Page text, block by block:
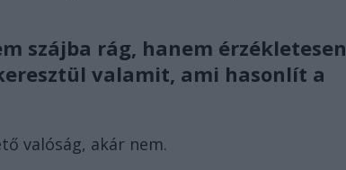
szájba rág, hanem érzékletesen
valamit, ami hasonlít a
valóság, akár nem.